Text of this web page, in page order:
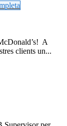
A
clients un...